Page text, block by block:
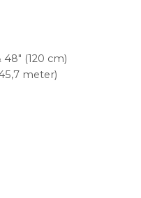
48″ (120 cm)
meter)